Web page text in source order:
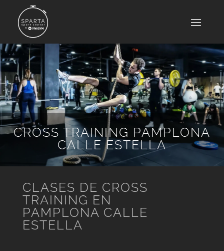
CROSS TRAINING PAMPLONA
CALLE ESTELLA
CLASES DE CROSS
TRAINING EN
PAMPLONA CALLE
ESTELLA